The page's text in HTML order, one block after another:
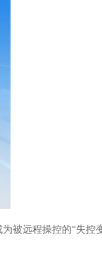
被远程操控的“失控变